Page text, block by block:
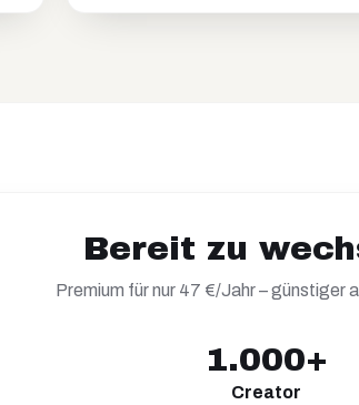
Bereit zu
Premium für nur 47 €/Jahr – günstiger
1.000+
Creator